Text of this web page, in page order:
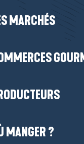
MARCHÉS
MANGER ?
apprendre plus sur
les